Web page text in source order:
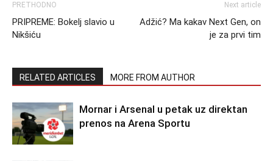
PRETHODNO
PRIPREME: Bokelj slavio u
Nikšiću
Next article
Adžić? Ma kakav Next Gen, on
je za prvi tim
RELATED ARTICLES MORE FROM AUTHOR
Mornar i Arsenal u petak uz direktan
prenos na Arena Sportu